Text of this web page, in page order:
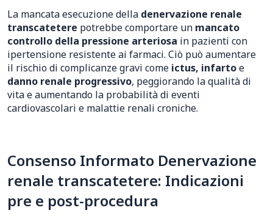
La mancata esecuzione della denervazione renale
transcatetere potrebbe comportare un mancato
controllo della pressione arteriosa in pazienti con
ipertensione resistente ai farmaci. Ciò può aumentare
il rischio di complicanze gravi come ictus, infartoe
danno renale progressivo, peggiorando la qualità di
vita e aumentando la probabilità di eventi
cardiovascolari e malattie renali croniche.
Consenso Informato Denervazione
renale transcatetere: Indicazioni
pre e post-procedura